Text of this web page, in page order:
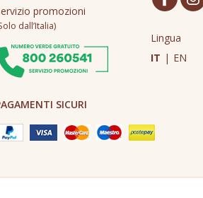
promozioni
dall’Italia)
Lingua
IT | EN
SICURI